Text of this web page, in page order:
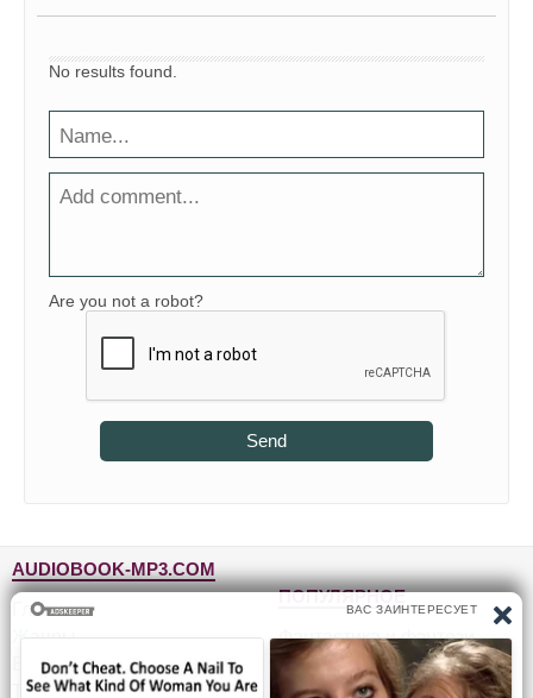
No results found.
Are you not a robot?
Send
AUDIOBOOK-MP3.COM
Главная
Жанры
Блог
Топ-100
ПОПУЛЯРНОЕ
Фантастика и фэнтези
Детективы, триллеры
Для детей